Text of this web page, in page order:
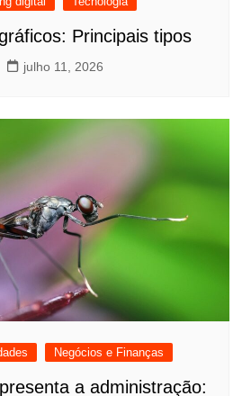
Principais tipos
julho 11, 2026
Negócios e Finanças
a administração: